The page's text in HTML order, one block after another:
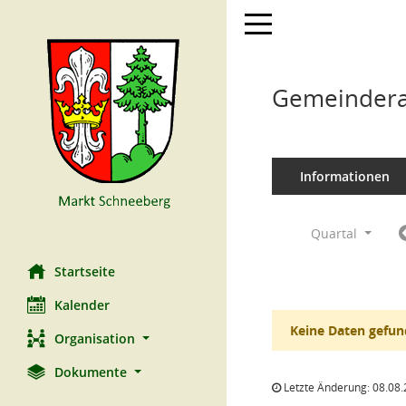
Startseite
Kalender
Organisation
Dokumente
Toggle navigation
Informationen
Quartal
Keine Daten
Letzte Änderung: